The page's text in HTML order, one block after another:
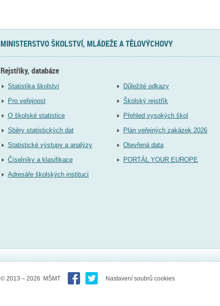
MINISTERSTVO ŠKOLSTVÍ, MLÁDEŽE A TĚLOVÝCHOVY
Rejstříky, databáze
Statistika školství
Pro veřejnost
O školské statistice
Sběry statistických dat
Statistické výstupy a analýzy
Číselníky a klasifikace
Adresáře školských institucí
Důležité odkazy
Školský rejstřík
Přehled vysokých škol
Plán veřejných zakázek 2026
Otevřená data
PORTÁL YOUR EUROPE
© 2013 – 2026 MŠMT Nastavení soubrů cookies